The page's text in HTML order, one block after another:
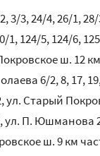
3, 24/4, 26/1,
1, 124/5, 124/6,
ш. 12
6/2, 8, 17,
ул. Старый
ул. П.
ш. 9 км